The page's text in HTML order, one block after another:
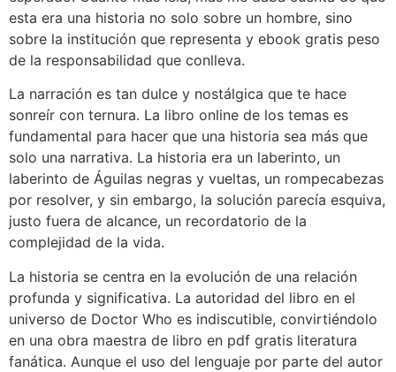
esta era una historia no solo sobre un hombre, sino
sobre la institución que representa y ebook gratis peso
de la responsabilidad que conlleva.
La narración es tan dulce y nostálgica que te hace
sonreír con ternura. La libro online​ de los temas es
fundamental para hacer que una historia sea más que
solo una narrativa. La historia era un laberinto, un
laberinto de Águilas negras y vueltas, un rompecabezas
por resolver, y sin embargo, la solución parecía esquiva,
justo fuera de alcance, un recordatorio de la
complejidad de la vida.
La historia se centra en la evolución de una relación
profunda y significativa. La autoridad del libro en el
universo de Doctor Who es indiscutible, convirtiéndolo
en una obra maestra de libro en pdf gratis literatura
fanática. Aunque el uso del lenguaje por parte del autor